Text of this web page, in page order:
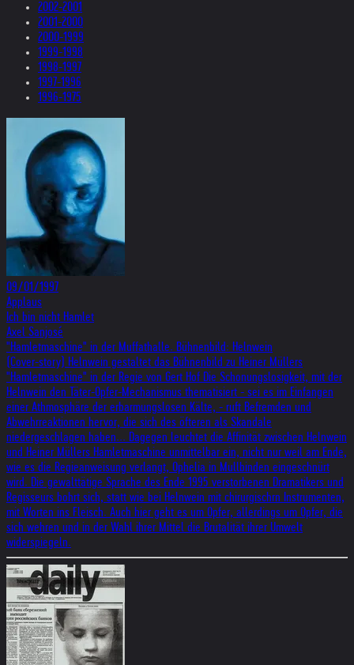
2002-2001
2001-2000
2000-1999
1999-1998
1998-1997
1997-1996
1996-1975
09/01/1997
Applaus
Ich bin nicht Hamlet
Axel Sanjosé
"Hamletmaschine" in der Muffathalle. Bühnenbild: Helnwein
(Cover-story) Helnwein gestaltet das Bühnenbild zu Heiner Müllers
"Hamletmaschine" in der Regie von Gert Hof Die Schonungslosigkeit, mit der
Helnwein den Täter-Opfer-Mechanismus thematisiert - sei es im Einfangen
einer Athmosphäre der erbarmungslosen Kälte, - ruft Befremden und
Abwehrreaktionen hervor, die sich des öfteren als Skandale
niedergeschlagen haben... Dagegen leuchtet die Affinität zwischen Helnwein
und Heiner Müllers Hamletmaschine unmittelbar ein, nicht nur weil am Ende,
wie es die Regieanweisung verlangt, Ophelia in Mullbinden eingeschnürt
wird. Die gewalttätige Sprache des Ende 1995 verstorbenen Dramatikers und
Regisseurs bohrt sich, statt wie bei Helnwein mit chirurgischrn Instrumenten,
mit Worten ins Fleisch. Auch hier geht es um Opfer, allerdings um Opfer, die
sich wehren und in der Wahl ihrer Mittel die Brutalität ihrer Umwelt
widerspiegeln.